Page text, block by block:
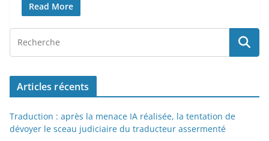
Read More
Articles récents
Traduction : après la menace IA réalisée, la tentation de
dévoyer le sceau judiciaire du traducteur assermenté